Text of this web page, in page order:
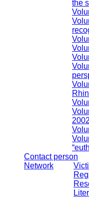
the
2002
Contact person
Network